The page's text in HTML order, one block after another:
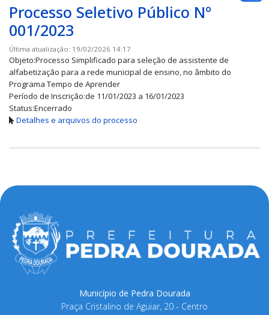
Processo Seletivo Público Nº
001/2023
Última atualização: 19/02/2026 14:17
Objeto:Processo Simplificado para seleção de assistente de
alfabetização para a rede municipal de ensino, no âmbito do
Programa Tempo de Aprender
Período de Inscrição:de 11/01/2023 a 16/01/2023
Status:Encerrado
Detalhes e arquivos do processo
Município de Pedra Dourada
Praça Cristalino de Aguiar, 20 - Centro